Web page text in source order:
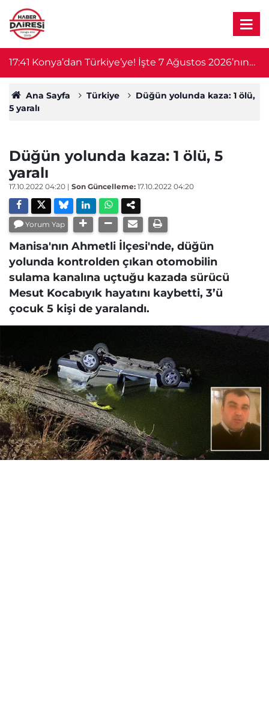
17:41 Konya’dan Türkiye’ye! İşte 7 Ağustos 2026’nın
öne çıkan haberleri
Ana Sayfa Türkiye
Düğün yolunda kaza: 1 ölü,
5 yaralı
Düğün yolunda kaza: 1 ölü, 5
yaralı
17.10.2022 04:20 | Son Güncelleme: 17.10.2022 04:20
Yorum Yap
Manisa'nın Ahmetli İlçesi'nde, düğün
yolunda kontrolden çıkan otomobilin
sulama kanalına uçtuğu kazada sürücü
Mesut Kocabıyık hayatını kaybetti, 3’ü
çocuk 5 kişi de yaralandı.